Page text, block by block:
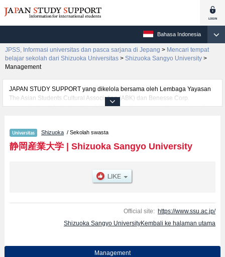
Bahasa Indonesia
JPSS, Informasi universitas dan pasca sarjana di Jepang > Mencari tempat
belajar sekolah dari Shizuoka Universitas > Shizuoka Sangyo University >
Management
JAPAN STUDY SUPPORT yang dikelola bersama oleh Lembaga Yayasan
The Asian Students Cultural Association (ABK) dan Benesse Corp.
menyediakan informasi sekitar 1300 universitas, pascasarjana, universitas
informasi per fakultas seperti Fakultas Management, serta berbagai
informasi yang berguna bagi mahasiswa(i) mancanegara seperti kuota
untuk jumlah pendaftar dan jumlah kelulusan ujian masuk mahasiswa(i)
jalan, dan lainnya. Silakan memanfaatkannya.
Shizuoka / Sekolah swasta
静岡産業大学| Shizuoka Sangyo University
Official site: https://www.ssu.ac.jp/
Shizuoka Sangyo UniversityKembali ke halaman utama
Management